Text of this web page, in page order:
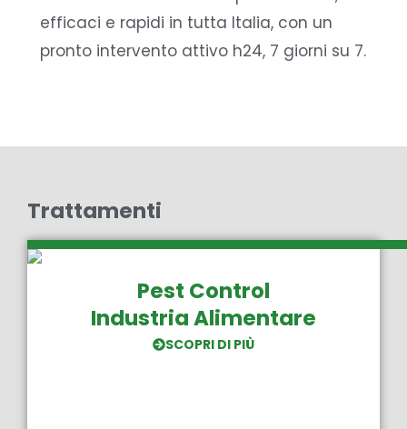
efficaci e rapidi in tutta Italia, con un
pronto intervento attivo h24, 7 giorni su 7.
Trattamenti
Pest Control
Industria Alimentare
SCOPRI DI PIÙ